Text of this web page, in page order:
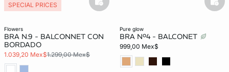
flowers
BRA N.9 - BALCONNET CON
BORDADO
1.039,20 Mex$1.299,00 Mex$
SPECIAL PRICES basketfull
pure glow
BRA Nº4 - BALCONET
999,00 Mex$